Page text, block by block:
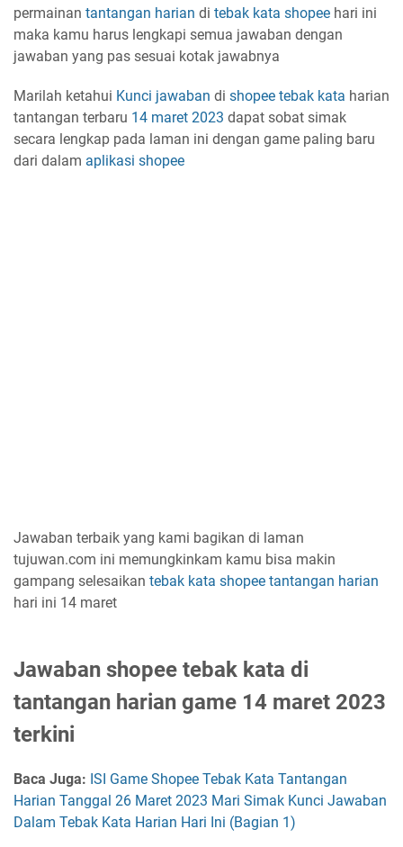
permainan tantangan harian di tebak kata shopee hari ini
maka kamu harus lengkapi semua jawaban dengan
jawaban yang pas sesuai kotak jawabnya
Marilah ketahui Kunci jawaban di shopee tebak kata harian
tantangan terbaru 14 maret 2023 dapat sobat simak
secara lengkap pada laman ini dengan game paling baru
dari dalam aplikasi shopee
Jawaban terbaik yang kami bagikan di laman
tujuwan.com ini memungkinkam kamu bisa makin
gampang selesaikan tebak kata shopee tantangan harian
hari ini 14 maret
Jawaban shopee tebak kata di
tantangan harian game 14 maret 2023
terkini
Baca Juga: ISI Game Shopee Tebak Kata Tantangan
Harian Tanggal 26 Maret 2023 Mari Simak Kunci Jawaban
Dalam Tebak Kata Harian Hari Ini (Bagian 1)